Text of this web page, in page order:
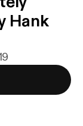
Hank